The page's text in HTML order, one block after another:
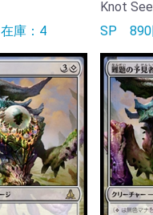
在庫：4
Knot
SP